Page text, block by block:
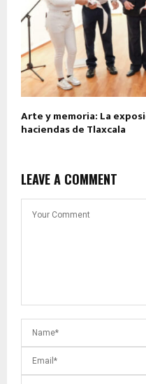
Arte y memoria: La
haciendas de Tlaxcala
LEAVE A COMMENT